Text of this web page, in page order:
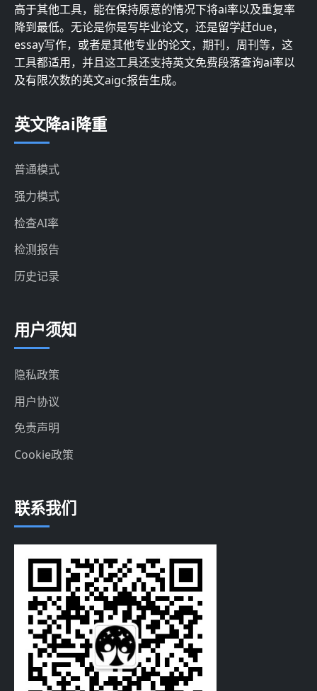
高于其他工具，能在保持原意的情况下将ai率以及重复率
降到最低。无论是你是写毕业论文，还是留学赶due，
essay写作，或者是其他专业的论文，期刊，周刊等，这
工具都适用，并且这工具还支持英文免费段落查询ai率以
及有限次数的英文aigc报告生成。
英文降ai降重
普通模式
强力模式
检查AI率
检测报告
历史记录
用户须知
隐私政策
用户协议
免责声明
Cookie政策
联系我们